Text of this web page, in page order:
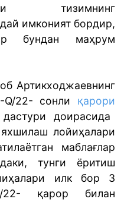
тизимнинг
имконият бордир,
бундан маҳрум
Артикходжаевнинг
Q/22- сонли қарори
доирасида
лойиҳалари
маблағлар
тунги ёритиш
илк бор 3
22- қарор билан